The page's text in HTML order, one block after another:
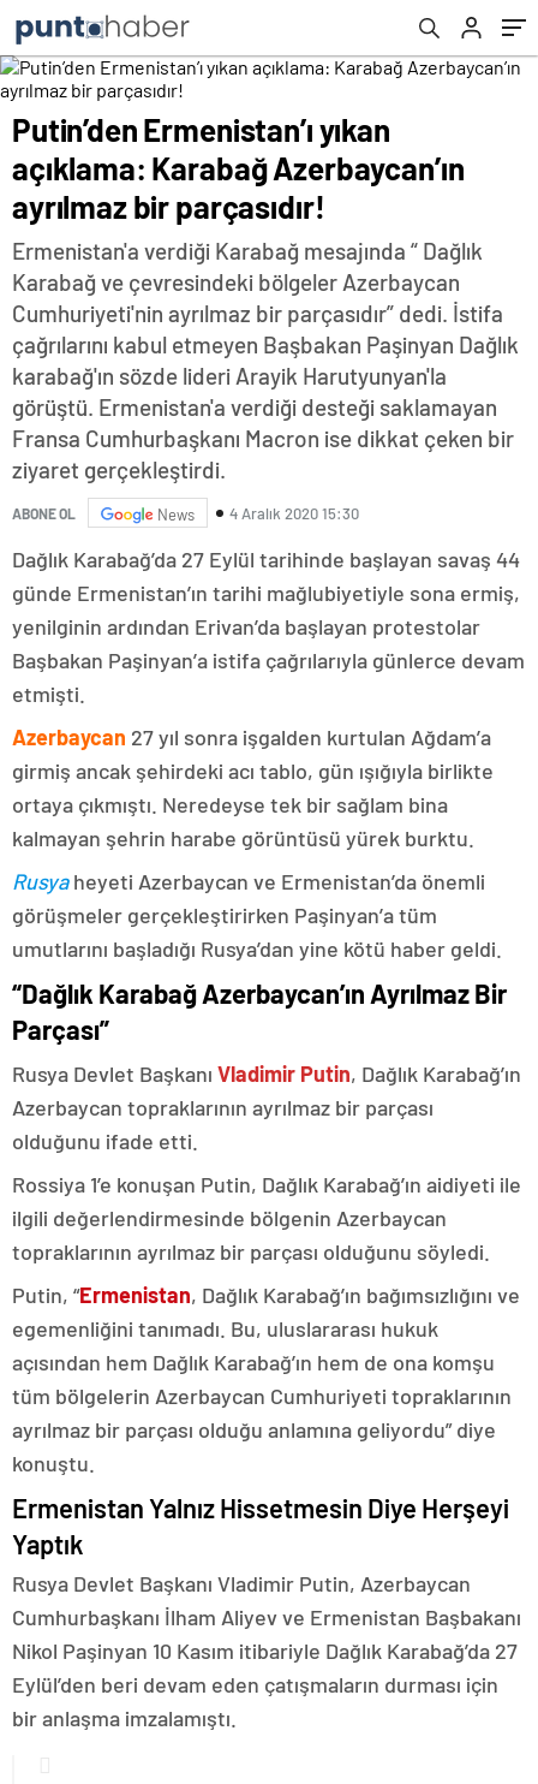
parçasıdır!
Putin’den Ermenistan’ı yıkan
açıklama: Karabağ Azerbaycan’ın
ayrılmaz bir parçasıdır!
Ermenistan'a verdiği Karabağ mesajında “ Dağlık
Karabağ ve çevresindeki bölgeler Azerbaycan
Cumhuriyeti'nin ayrılmaz bir parçasıdır” dedi. İstifa
çağrılarını kabul etmeyen Başbakan Paşinyan Dağlık
karabağ'ın sözde lideri Arayik Harutyunyan'la
görüştü. Ermenistan'a verdiği desteği saklamayan
Fransa Cumhurbaşkanı Macron ise dikkat çeken bir
ziyaret gerçekleştirdi.
ABONE OL News 4 Aralık 2020 15:30
Dağlık Karabağ’da 27 Eylül tarihinde başlayan savaş 44
günde Ermenistan’ın tarihi mağlubiyetiyle sona ermiş,
yenilginin ardından Erivan’da başlayan protestolar
Başbakan Paşinyan’a istifa çağrılarıyla günlerce devam
etmişti.
Azerbaycan 27 yıl sonra işgalden kurtulan Ağdam’a
girmiş ancak şehirdeki acı tablo, gün ışığıyla birlikte
ortaya çıkmıştı. Neredeyse tek bir sağlam bina
kalmayan şehrin harabe görüntüsü yürek burktu.
Rusyaheyeti Azerbaycan ve Ermenistan’da önemli
görüşmeler gerçekleştirirken Paşinyan’a tüm
umutlarını başladığı Rusya’dan yine kötü haber geldi.
“Dağlık Karabağ Azerbaycan’ın Ayrılmaz Bir
Parçası”
Rusya Devlet Başkanı Vladimir Putin, Dağlık Karabağ’ın
Azerbaycan topraklarının ayrılmaz bir parçası
olduğunu ifade etti.
Rossiya 1’e konuşan Putin, Dağlık Karabağ’ın aidiyeti ile
ilgili değerlendirmesinde bölgenin Azerbaycan
topraklarının ayrılmaz bir parçası olduğunu söyledi.
Putin, “Ermenistan, Dağlık Karabağ’ın bağımsızlığını ve
egemenliğini tanımadı. Bu, uluslararası hukuk
açısından hem Dağlık Karabağ’ın hem de ona komşu
tüm bölgelerin Azerbaycan Cumhuriyeti topraklarının
ayrılmaz bir parçası olduğu anlamına geliyordu” diye
konuştu.
Ermenistan Yalnız Hissetmesin Diye Herşeyi
Yaptık
Rusya Devlet Başkanı Vladimir Putin, Azerbaycan
Cumhurbaşkanı İlham Aliyev ve Ermenistan Başbakanı
Nikol Paşinyan 10 Kasım itibariyle Dağlık Karabağ’da 27
Eylül’den beri devam eden çatışmaların durması için
bir anlaşma imzalamıştı.